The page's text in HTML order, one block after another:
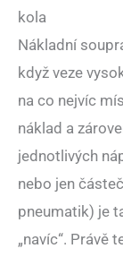
kola
Nákladní
když veze
na co nejvíc
náklad a
jednotlivých
nebo jen
pneumatik) je
„navíc“. Právě